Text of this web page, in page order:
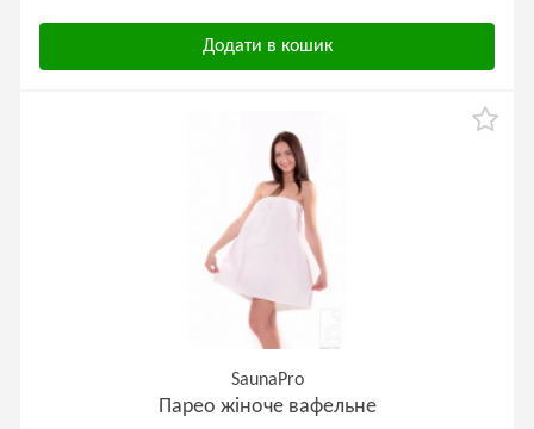
Додати в кошик
SaunaPro
Парео жіноче вафельне